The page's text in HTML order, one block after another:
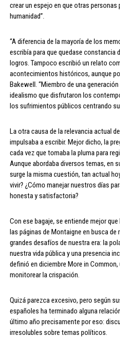
crear un espejo en que otras personas
humanidad”.
“A diferencia de la mayoría de los
escribía para que quedase constancia
logros. Tampoco escribió un relato
acontecimientos históricos, aunque
Bakewell. “Miembro de una
idealismo que disfrutaron los
los sufrimientos públicos centrando su
La otra causa de la relevancia actual
impulsaba a escribir. Mejor dicho, la
cada vez que tomaba la pluma para
Aunque abordaba diversos temas, en
surge la misma cuestión, tan actual
vivir? ¿Cómo manejar nuestros días
honesta y satisfactoria?
Con ese bagaje, se entiende mejor
las páginas de Montaigne en busca de
grandes desafíos de nuestra era: la
nuestra vida pública y una presencia
definió en diciembre More in
monitorear la crispación.
Quizá parezca excesivo, pero según
españoles ha terminado alguna
último año precisamente por eso:
irresolubles sobre temas políticos.